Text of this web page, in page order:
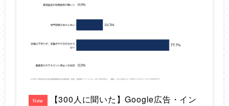
New
【300人に聞いた】Google広告・イン